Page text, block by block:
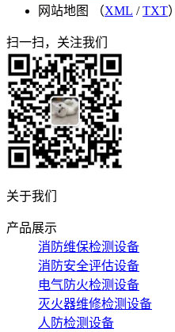
网站地图 （XML /TXT）
扫一扫，关注我们
关于我们
产品展示
消防维保检测设备
消防安全评估设备
电气防火检测设备
灭火器维修检测设备
人防检测设备